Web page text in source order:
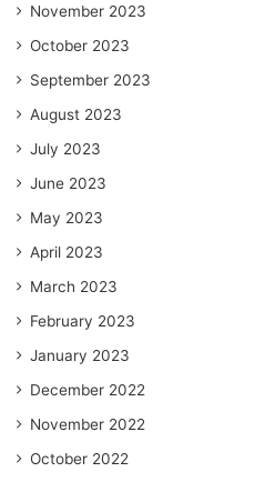
November 2023
October 2023
September 2023
August 2023
July 2023
June 2023
May 2023
April 2023
March 2023
February 2023
January 2023
December 2022
November 2022
October 2022